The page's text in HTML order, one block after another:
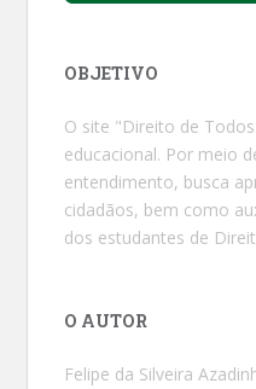
OBJETIVO
O site "Direito de
educacional. Por meio
entendimento, busca
cidadãos, bem como
dos estudantes de
O AUTOR
Felipe da Silveira